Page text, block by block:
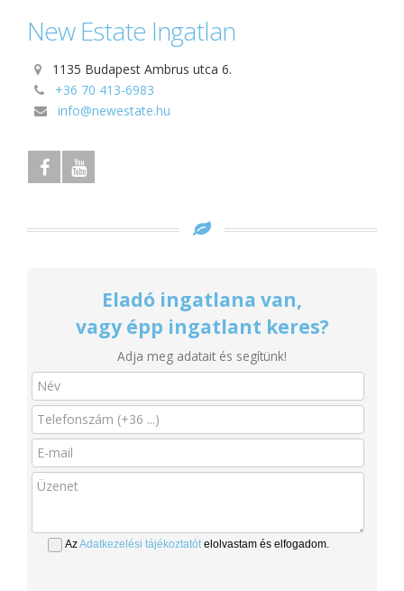
New Estate Ingatlan
1135 Budapest Ambrus utca 6.
+36 70 413-6983
info@newestate.hu
Eladó ingatlana van,
vagy épp ingatlant keres?
Adja meg adatait és segítünk!
AzAdatkezelési tájékoztatótelolvastam és elfogadom.